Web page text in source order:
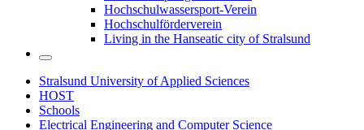
Hochschulwassersport-Verein
Hochschulförderverein
Living in the Hanseatic city of Stralsund
Stralsund University of Applied Sciences
HOST
Schools
Electrical Engineering and Computer Science